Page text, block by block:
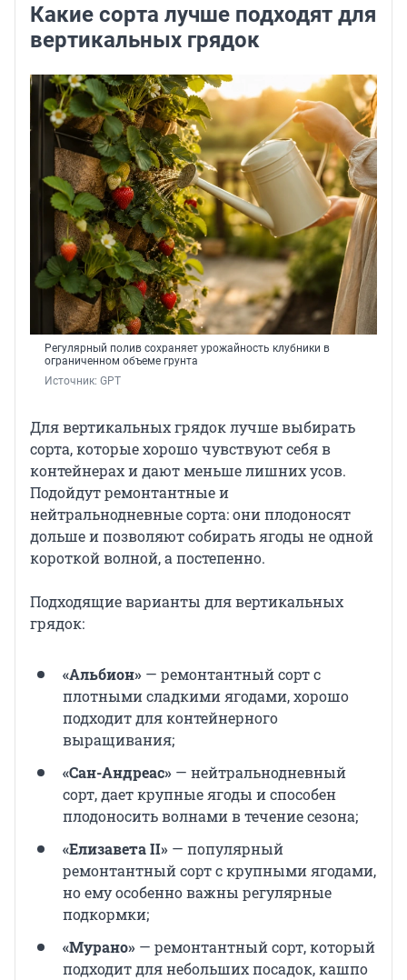
Какие сорта лучше подходят для
вертикальных грядок
Регулярный полив сохраняет урожайность клубники в
ограниченном объеме грунта
Источник: GPT
Для вертикальных грядок лучше выбирать
сорта, которые хорошо чувствуют себя в
контейнерах и дают меньше лишних усов.
Подойдут ремонтантные и
нейтральнодневные сорта: они плодоносят
дольше и позволяют собирать ягоды не одной
короткой волной, а постепенно.
Подходящие варианты для вертикальных
грядок:
«Альбион» — ремонтантный сорт с
плотными сладкими ягодами, хорошо
подходит для контейнерного
выращивания;
«Сан-Андреас» — нейтральнодневный
сорт, дает крупные ягоды и способен
плодоносить волнами в течение сезона;
«Елизавета II» — популярный
ремонтантный сорт с крупными ягодами,
но ему особенно важны регулярные
подкормки;
«Мурано» — ремонтантный сорт, который
подходит для небольших посадок, кашпо